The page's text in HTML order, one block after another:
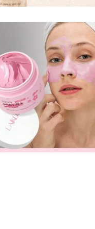
Sakura Mud Mask ,
قناع الطين من
الياباني ٢٥ جرام
ر.ع.
ر.ع.
2.00
to basket